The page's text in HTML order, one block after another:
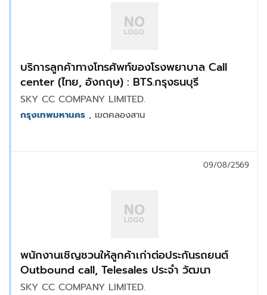
บริการลูกค้าทางโทรศัพท์ของโรงพยาบาล Call
center (ไทย, อังกฤษ) : BTS.กรุงธนบุรี
SKY CC COMPANY LIMITED.
กรุงเทพมหานคร , เขตคลองสาน
พนักงานเชิญชวนให้ลูกค้าเก่าต่อประกันรถยนต์
Outbound call, Telesales ประจำ วัฒนา
SKY CC COMPANY LIMITED.
09/08/2569